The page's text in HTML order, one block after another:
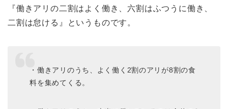
『働きアリの二割はよく働き、六割はふつうに働き、
二割は怠ける』というものです。
・働きアリのうち、よく働く2割のアリが8割の食
料を集めてくる。